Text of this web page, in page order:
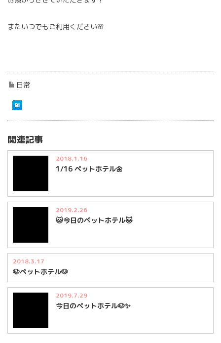
またいつでもご利用ください🌸
日常
関連記事
2018.1.16
1/16 ペットホテル🌼
2019.2.26
🐱今日のペットホテル🐱
2018.3.17
🐶ペットホテル🐶
2019.7.29
今日のペットホテル🐶✨